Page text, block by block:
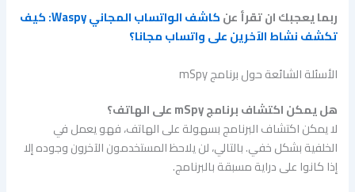
ربما يعجبك ان تقرأ عن
كاشف الواتساب المجاني Waspy: كيف
تكشف نشاط الآخرين على واتساب مجانا؟
الأسئلة الشائعة حول برنامج mSpy
هل يمكن اكتشاف برنامج mSpy على الهاتف؟
لا يمكن اكتشاف البرنامج بسهولة على الهاتف، فهو يعمل في
الخلفية بشكل خفي. بالتالي، لن يلاحظ المستخدمون الآخرون وجوده إلا
إذا كانوا على دراية مسبقة بالبرنامج.